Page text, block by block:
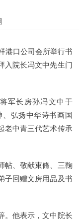
港口公司会所举行书
入院长冯文中先生门
军长房孙冯文中于
、弘扬中华诗书画国
老中青三代艺术传承
帖、敬献束脩、三鞠
子回赠文房用品及书
。他表示，文中院长